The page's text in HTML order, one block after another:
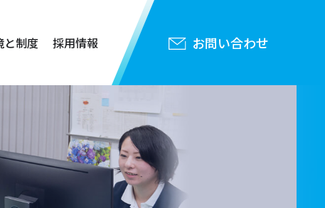
と制度 採用情報 お問い合わせ